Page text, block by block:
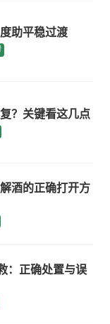
助平稳过渡
？关键看这几点
酒的正确打开方
：正确处置与误